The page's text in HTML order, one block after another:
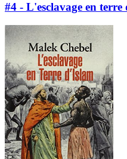
#4 - L'esclavage en